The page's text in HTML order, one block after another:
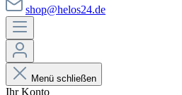
shop@helos24.de
Menü schließen
Ihr Konto